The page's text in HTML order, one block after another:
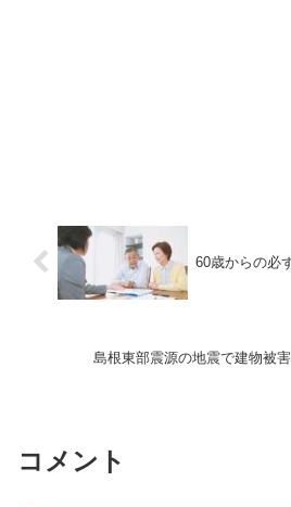
60歳からの必
島根東部震源の地震で建物被害
コメント